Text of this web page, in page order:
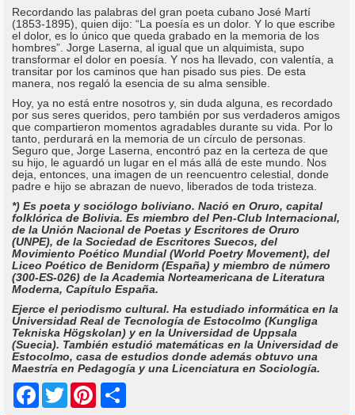
Recordando las palabras del gran poeta cubano José Martí
(1853-1895), quien dijo: “La poesía es un dolor. Y lo que escribe
el dolor, es lo único que queda grabado en la memoria de los
hombres”. Jorge Laserna, al igual que un alquimista, supo
transformar el dolor en poesía. Y nos ha llevado, con valentía, a
transitar por los caminos que han pisado sus pies. De esta
manera, nos regaló la esencia de su alma sensible.
Hoy, ya no está entre nosotros y, sin duda alguna, es recordado
por sus seres queridos, pero también por sus verdaderos amigos
que compartieron momentos agradables durante su vida. Por lo
tanto, perdurará en la memoria de un círculo de personas.
Seguro que, Jorge Laserna, encontró paz en la certeza de que
su hijo, le aguardó un lugar en el más allá de este mundo. Nos
deja, entonces, una imagen de un reencuentro celestial, donde
padre e hijo se abrazan de nuevo, liberados de toda tristeza.
*) Es poeta y sociólogo boliviano. Nació en Oruro, capital
folklórica de Bolivia. Es miembro del Pen-Club Internacional,
de la Unión Nacional de Poetas y Escritores de Oruro
(UNPE), de la Sociedad de Escritores Suecos, del
Movimiento Poético Mundial (World Poetry Movement), del
Liceo Poético de Benidorm (España) y miembro de número
(300-ES-026) de la Academia Norteamericana de Literatura
Moderna, Capítulo España.
Ejerce el periodismo cultural. Ha estudiado informática en la
Universidad Real de Tecnología de Estocolmo (Kungliga
Tekniska Högskolan) y en la Universidad de Uppsala
(Suecia). También estudió matemáticas en la Universidad de
Estocolmo, casa de estudios donde además obtuvo una
Maestría en Pedagogía y una Licenciatura en Sociología.
Facebook
Twitter Pinterest